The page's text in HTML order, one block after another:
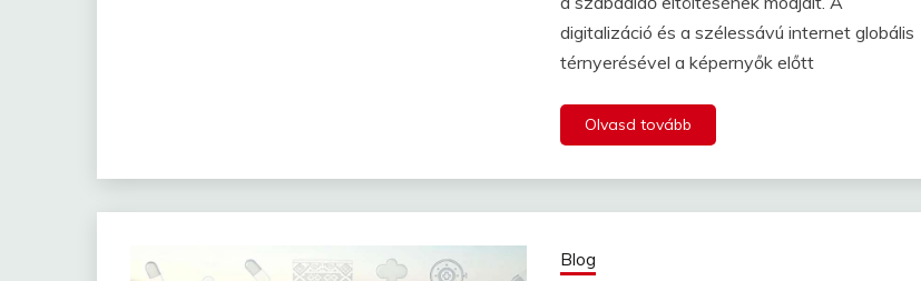
digitalizáció és a szélessávú internet globális
térnyerésével a képernyők előtt
Olvasd tovább
Blog